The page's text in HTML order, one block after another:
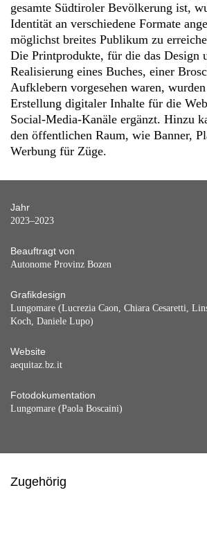
gesamte Südtiroler Bevölkerung ist,
Identität an verschiedene Formate
möglichst breites Publikum zu
Die Printprodukte, für die das Design
Realisierung eines Buches, einer
Aufklebern vorgesehen waren,
Erstellung digitaler Inhalte für die
Social-Media-Kanäle ergänzt. Hinzu
den öffentlichen Raum, wie Banner,
Werbung für Züge.
Jahr
2023–2023
Beauftragt von
Autonome Provinz Bozen
Grafikdesign
Lungomare (Lucrezia Caon, Chiara Cesaretti,
Koch, Daniele Lupo)
Website
aequitaz.bz.it
Fotodokumentation
Lungomare (Paola Boscaini)
Zugehörig